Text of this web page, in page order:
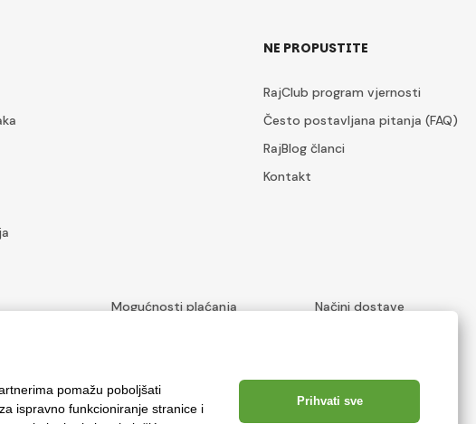
NE PROPUSTITE
RajClub program vjernosti
Često postavljana pitanja (FAQ)
RajBlog članci
Kontakt
Mogućnosti plaćanja Načini dostave